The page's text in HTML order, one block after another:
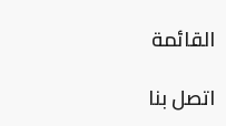
القائمة
اتصل بنا